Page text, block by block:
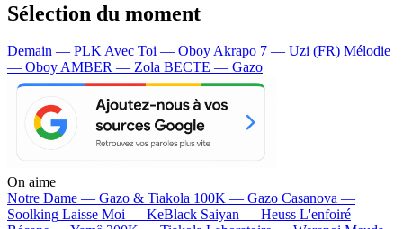
Sélection du moment
Demain — PLKAvec Toi — OboyAkrapo 7 — Uzi (FR) Mélodie
— OboyAMBER — Zola BECTE — Gazo
On aime
Notre Dame — Gazo & Tiakola 100K — Gazo Casanova —
Soolking Laisse Moi — KeBlack Saiyan — Heuss L'enfoiré